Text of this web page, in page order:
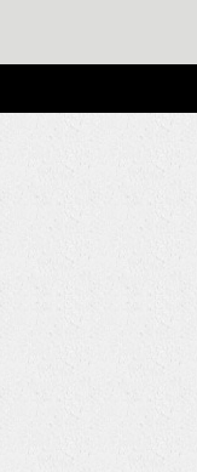
联系我们